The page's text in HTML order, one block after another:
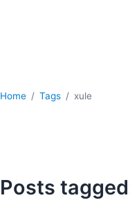
Home Tags xule
Posts